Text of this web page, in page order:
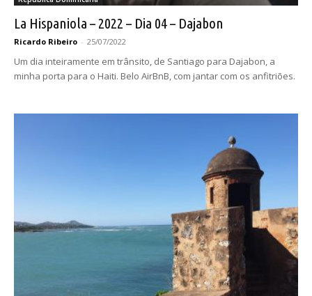
La Hispaniola – 2022 – Dia 04 – Dajabon
Ricardo Ribeiro - 25/07/2022
Um dia inteiramente em trânsito, de Santiago para Dajabon, a
minha porta para o Haiti. Belo AirBnB, com jantar com os anfitriões.